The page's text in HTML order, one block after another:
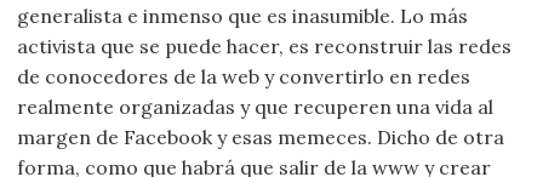
generalista e inmenso que es inasumible. Lo más
activista que se puede hacer, es reconstruir las redes
de conocedores de la web y convertirlo en redes
realmente organizadas y que recuperen una vida al
margen de Facebook y esas memeces. Dicho de otra
forma, como que habrá que salir de la www y crear